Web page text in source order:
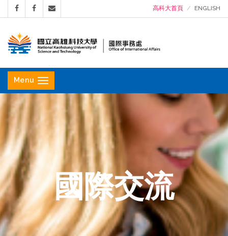
高科大首頁 ENGLISH
立
高
雄
科
技
大
學
國
際
事
務
Menu
國際交流